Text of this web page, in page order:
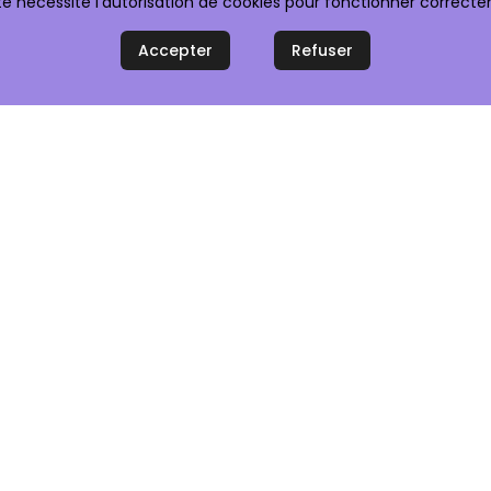
Accepter Refuser